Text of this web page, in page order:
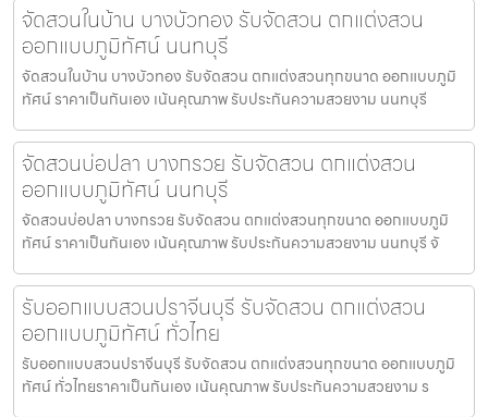
จัดสวนในบ้าน บางบัวทอง รับจัดสวน ตกแต่งสวน
ออกแบบภูมิทัศน์ นนทบุรี
จัดสวนในบ้าน บางบัวทอง รับจัดสวน ตกแต่งสวนทุกขนาด ออกแบบภูมิ
ทัศน์ ราคาเป็นกันเอง เน้นคุณภาพ รับประกันความสวยงาม นนทบุรี
จัดสวนบ่อปลา บางกรวย รับจัดสวน ตกแต่งสวน
ออกแบบภูมิทัศน์ นนทบุรี
จัดสวนบ่อปลา บางกรวย รับจัดสวน ตกแต่งสวนทุกขนาด ออกแบบภูมิ
ทัศน์ ราคาเป็นกันเอง เน้นคุณภาพ รับประกันความสวยงาม นนทบุรี จั
รับออกแบบสวนปราจีนบุรี รับจัดสวน ตกแต่งสวน
ออกแบบภูมิทัศน์ ทั่วไทย
รับออกแบบสวนปราจีนบุรี รับจัดสวน ตกแต่งสวนทุกขนาด ออกแบบภูมิ
ทัศน์ ทั่วไทยราคาเป็นกันเอง เน้นคุณภาพ รับประกันความสวยงาม ร